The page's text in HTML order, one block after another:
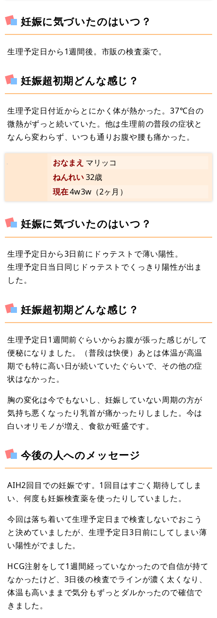
妊娠に気づいたのはいつ？
生理予定日から1週間後。市販の検査薬で。
妊娠超初期どんな感じ？
生理予定日付近からとにかく体が熱かった。37℃台の
微熱がずっと続いていた。他は生理前の普段の症状と
なんら変わらず、いつも通りお腹や腰も痛かった。
おなまえ マリッコ
ねんれい32歳
現在4w3w（2ヶ月）
妊娠に気づいたのはいつ？
生理予定日から3日前にドゥテストで薄い陽性。
生理予定日当日同じドゥテストでくっきり陽性が出ま
した。
妊娠超初期どんな感じ？
生理予定日1週間前ぐらいからお腹が張った感じがして
便秘になりました。（普段は快便）あとは体温が高温
期でも特に高い日が続いていたぐらいで、その他の症
状はなかった。
胸の変化は今でもないし、妊娠していない周期の方が
気持ち悪くなったり乳首が痛かったりしました。今は
白いオリモノが増え、食欲が旺盛です。
今後の人へのメッセージ
AIH2回目での妊娠です。1回目はすごく期待してしま
い、何度も妊娠検査薬を使ったりしていました。
今回は落ち着いて生理予定日まで検査しないでおこう
と決めていましたが、生理予定日3日前にしてしまい薄
い陽性がでました。
HCG注射をして1週間経っていなかったので自信が持て
なかったけど、3日後の検査でラインが濃く太くなり、
体温も高いままで気分もずっとダルかったので確信で
きました。